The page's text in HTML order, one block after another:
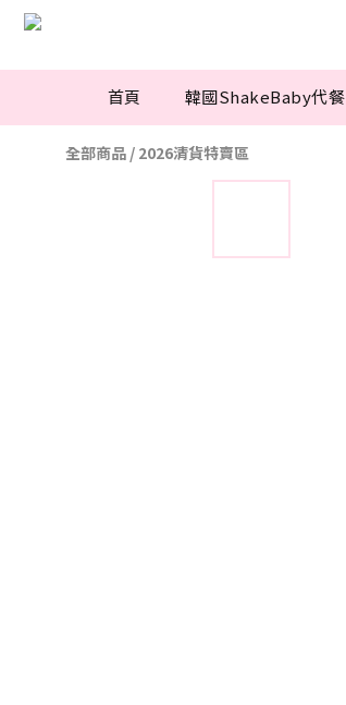
首頁 韓國ShakeBaby代餐
全部商品 / 2026清貨特賣區